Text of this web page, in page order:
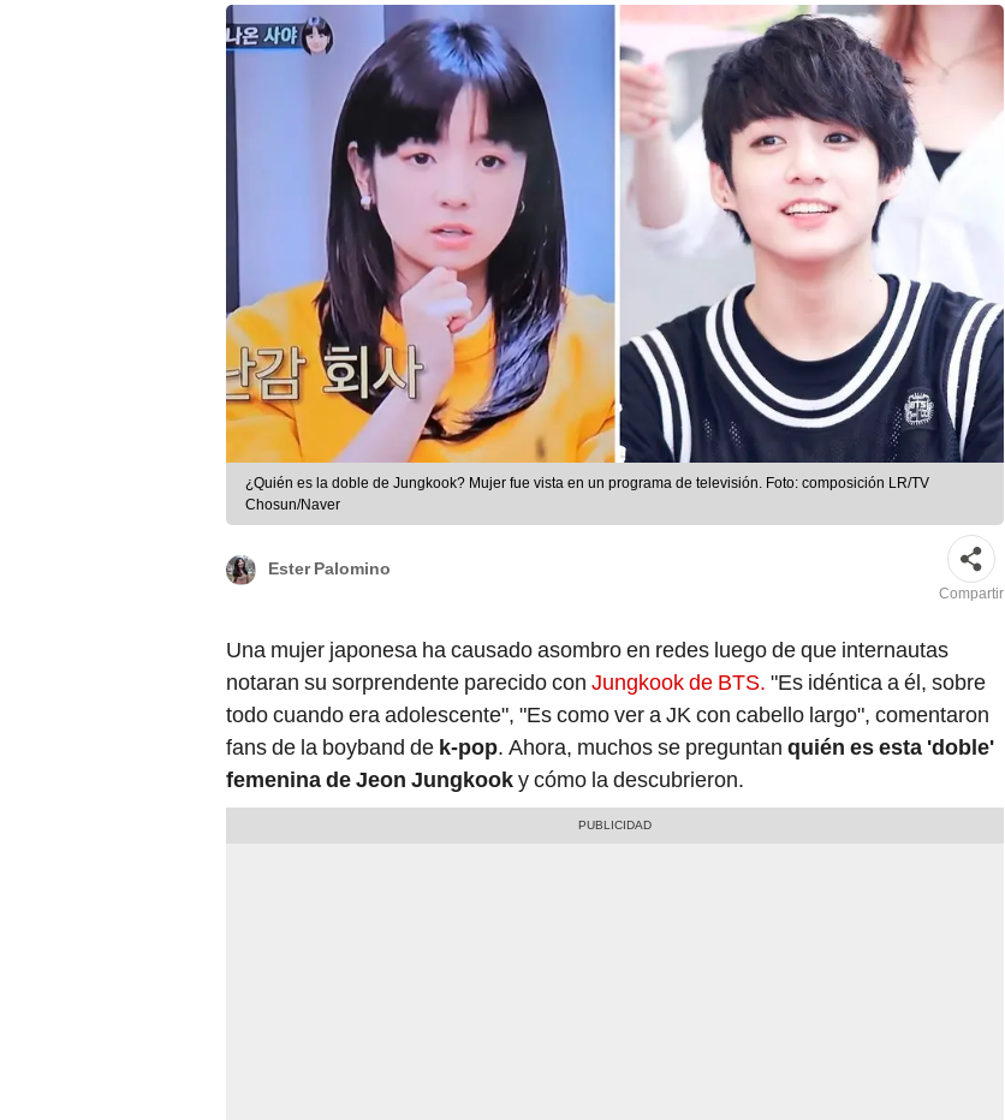
¿Quién es la doble de Jungkook? Mujer fue vista en un programa de televisión. Foto: composición LR/TV
Chosun/Naver
Ester Palomino
Compartir
Una mujer japonesa ha causado asombro en redes luego de que internautas
notaran su sorprendente parecido con Jungkook de BTS. "Es idéntica a él, sobre
todo cuando era adolescente", "Es como ver a JK con cabello largo", comentaron
fans de la boyband de k-pop. Ahora, muchos se preguntan quién es esta 'doble'
femenina de Jeon Jungkooky cómo la descubrieron.